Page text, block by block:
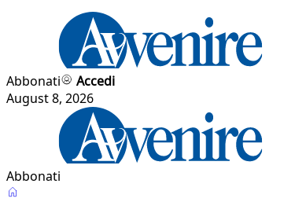
Abbonati
Accedi
August 8, 2026
Abbonati